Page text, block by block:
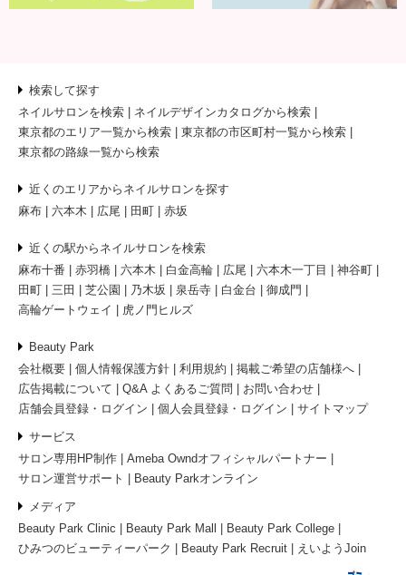
検索して探す
ネイルサロンを検索
ネイルデザインカタログから検索
東京都のエリア一覧から検索
東京都の市区町村一覧から検索
東京都の路線一覧から検索
近くのエリアからネイルサロンを探す
麻布
六本木 広尾 田町 赤坂
近くの駅からネイルサロンを検索
麻布十番
赤羽橋 六本木 白金高輪 広尾 六本木一丁目
神谷町
田町
三田 芝公園 乃木坂 泉岳寺 白金台
御成門
高輪ゲートウェイ
虎ノ門ヒルズ
Beauty Park
会社概要
個人情報保護方針 利用規約
掲載ご希望の店舗様へ
広告掲載について
Q&A よくあるご質問
お問い合わせ
店舗会員登録・ログイン
個人会員登録・ログイン サイトマップ
サービス
サロン専用HP制作
Ameba Owndオフィシャルパートナー
サロン運営サポート
Beauty Parkオンライン
メディア
Beauty Park Clinic
Beauty Park Mall
Beauty Park College
ひみつのビューティーパーク
Beauty Park Recruit えいようJoin